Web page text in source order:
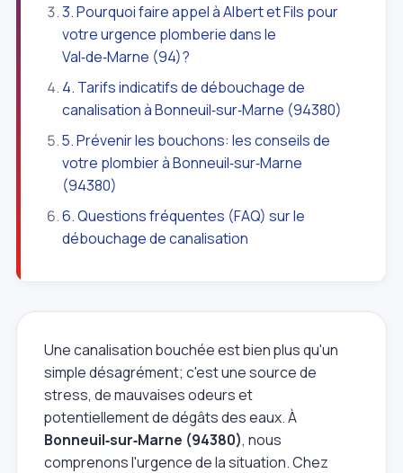
3. Pourquoi faire appel à Albert et Fils pour
votre urgence plomberie dans le
Val‑de‑Marne (94)?
4. Tarifs indicatifs de débouchage de
canalisation à Bonneuil‑sur‑Marne (94380)
5. Prévenir les bouchons: les conseils de
votre plombier à Bonneuil‑sur‑Marne
(94380)
6. Questions fréquentes (FAQ) sur le
débouchage de canalisation
Une canalisation bouchée est bien plus qu'un
simple désagrément; c'est une source de
stress, de mauvaises odeurs et
potentiellement de dégâts des eaux. À
Bonneuil‑sur‑Marne (94380), nous
comprenons l'urgence de la situation. Chez